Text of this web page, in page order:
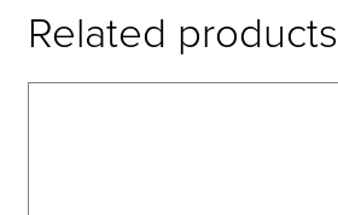
Related products